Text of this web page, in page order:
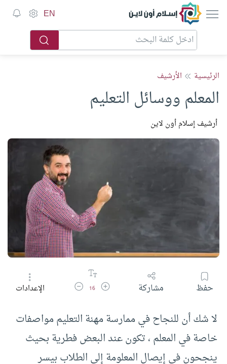
إسلام أون لاين EN
الرئيسية الأرشيف
المعلم ووسائل التعليم
أرشيف إسلام أون لاين
حفظ مشاركة زيادة حجم الخط
16 تقليل حجم الخطالإعدادات
لا شك أن للنجاح في ممارسة مهنة التعليم مواصفات
خاصة في المعلم ، تكون عند البعض فطرية بحيث
ينجحون في إيصال المعلومة إلى الطلاب بيسر